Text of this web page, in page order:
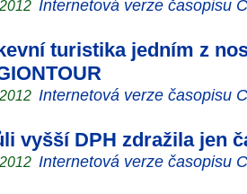
Internetová verze časopisu
turistika jedním z
Internetová verze časopisu
vyšší DPH zdražila jen
Internetová verze časopisu